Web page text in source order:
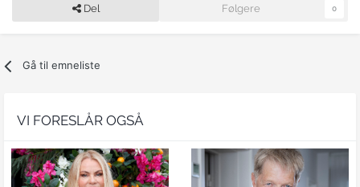
Del Følgere 0
Gå til emneliste
VI FORESLÅR OGSÅ